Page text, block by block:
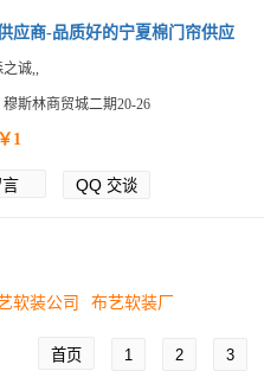
应商-品质好的宁夏棉门帘供应
诚,,
斯林商贸城二期20-26
1
QQ 交谈
软装公司 布艺软装厂
首页 1 2 3